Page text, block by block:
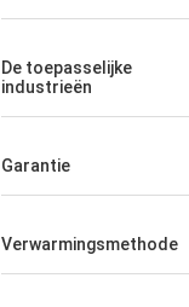
De toepasselijke
industrieën
Garantie
Verwarmingsmethode